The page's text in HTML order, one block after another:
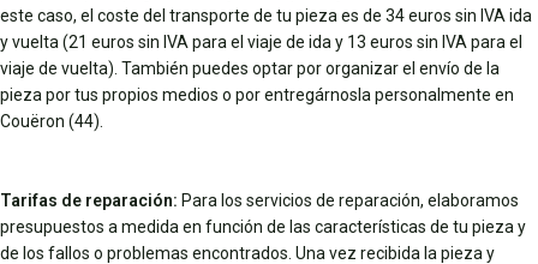
este caso, el coste del transporte de tu pieza es de 34 euros sin IVA ida
y vuelta (21 euros sin IVA para el viaje de ida y 13 euros sin IVA para el
viaje de vuelta). También puedes optar por organizar el envío de la
pieza por tus propios medios o por entregárnosla personalmente en
Couëron (44).
Tarifas de reparación: Para los servicios de reparación, elaboramos
presupuestos a medida en función de las características de tu pieza y
de los fallos o problemas encontrados. Una vez recibida la pieza y